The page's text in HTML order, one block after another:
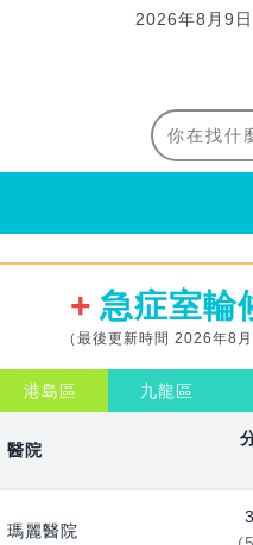
2026年8月9
急症室輪
（最後更新時間 2026年8
港島區 九龍區
醫院
瑪麗醫院